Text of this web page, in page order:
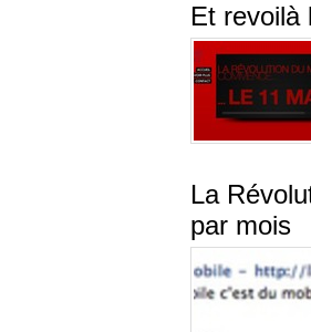
Et revoilà
La
par mois